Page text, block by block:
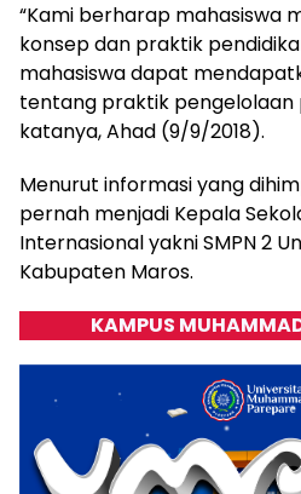
“Kami berharap mahasiswa
konsep dan praktik
mahasiswa dapat
tentang praktik pengelolaan
katanya, Ahad (9/9/2018).
Menurut informasi yang
pernah menjadi Kepala
Internasional yakni SMPN 2
Kabupaten Maros.
KAMPUS